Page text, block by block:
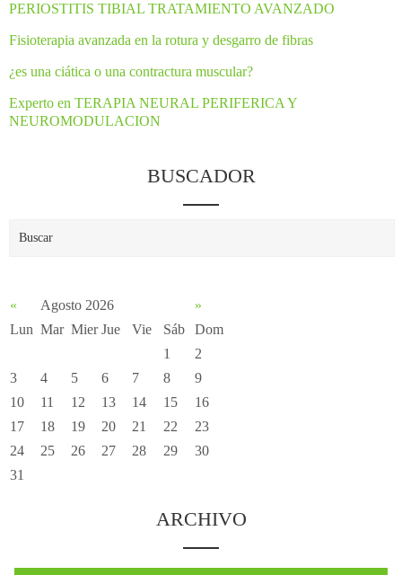
PERIOSTITIS TIBIAL TRATAMIENTO AVANZADO
Fisioterapia avanzada en la rotura y desgarro de fibras
¿es una ciática o una contractura muscular?
Experto en TERAPIA NEURAL PERIFERICA Y
NEUROMODULACION
BUSCADOR
« Agosto 2026
»
Lun Mar Mier Jue Vie Sáb
Dom
1
2
3
4 5 6 7 8
9
10
11 12 13 14 15
16
17
18 19 20 21 22
23
24
25 26 27 28 29
30
31
ARCHIVO